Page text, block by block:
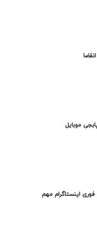
موبایل
اینستاگرام مهم